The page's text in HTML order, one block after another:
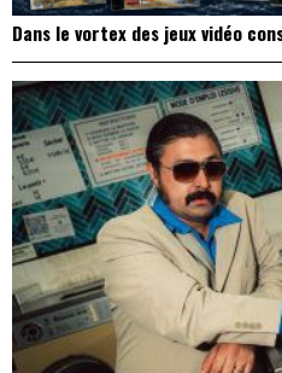
Dans le vortex des jeux vidéo